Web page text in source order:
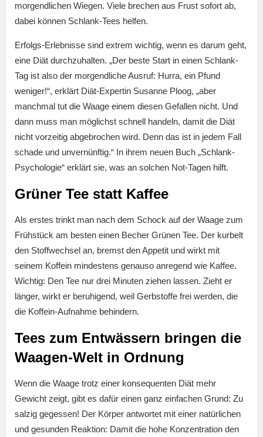
morgendlichen Wiegen. Viele brechen aus Frust sofort ab,
dabei können Schlank-Tees helfen.
Erfolgs-Erlebnisse sind extrem wichtig, wenn es darum geht,
eine Diät durchzuhalten. „Der beste Start in einen Schlank-
Tag ist also der morgendliche Ausruf: Hurra, ein Pfund
weniger!“, erklärt Diät-Expertin Susanne Ploog, „aber
manchmal tut die Waage einem diesen Gefallen nicht. Und
dann muss man möglichst schnell handeln, damit die Diät
nicht vorzeitig abgebrochen wird. Denn das ist in jedem Fall
schade und unvernünftig.“ In ihrem neuen Buch „Schlank-
Psychologie“ erklärt sie, was an solchen Not-Tagen hilft.
Grüner Tee statt Kaffee
Als erstes trinkt man nach dem Schock auf der Waage zum
Frühstück am besten einen Becher Grünen Tee. Der kurbelt
den Stoffwechsel an, bremst den Appetit und wirkt mit
seinem Koffein mindestens genauso anregend wie Kaffee.
Wichtig: Den Tee nur drei Minuten ziehen lassen. Zieht er
länger, wirkt er beruhigend, weil Gerbstoffe frei werden, die
die Koffein-Aufnahme behindern.
Tees zum Entwässern bringen die
Waagen-Welt in Ordnung
Wenn die Waage trotz einer konsequenten Diät mehr
Gewicht zeigt, gibt es dafür einen ganz einfachen Grund: Zu
salzig gegessen! Der Körper antwortet mit einer natürlichen
und gesunden Reaktion: Damit die hohe Konzentration den